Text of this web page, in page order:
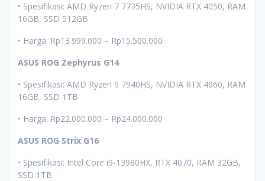
• Spesifikasi: AMD Ryzen 7 7735HS, NVIDIA RTX 4050, RAM
16GB, SSD 512GB
• Harga: Rp13.999.000 – Rp15.500.000
ASUS ROG Zephyrus G14
• Spesifikasi: AMD Ryzen 9 7940HS, NVIDIA RTX 4060, RAM
16GB, SSD 1TB
• Harga: Rp22.000.000 – Rp24.000.000
ASUS ROG Strix G16
• Spesifikasi: Intel Core i9-13980HX, RTX 4070, RAM 32GB,
SSD 1TB